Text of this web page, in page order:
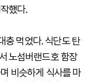
했다.
충 먹었다. 식단도 탄
노섬버랜드호 함장
비슷하게 식사를 마